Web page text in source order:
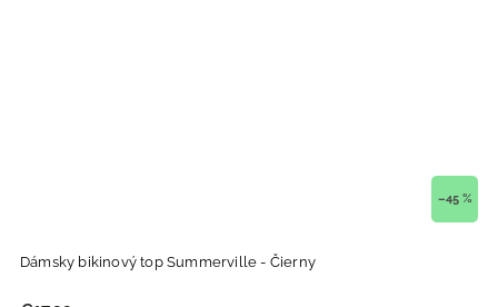
- Čierny Dámsky Crop Top Olivia -